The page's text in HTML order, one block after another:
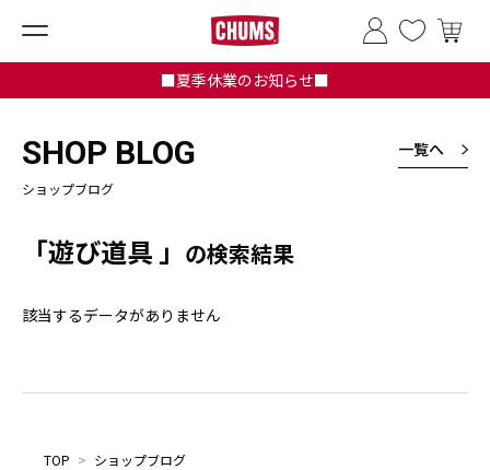
■夏季休業のお知らせ■
SHOP BLOG
ショップブログ
一覧へ
「遊び道具 」 の検索結果
該当するデータがありません
TOP > ショップブログ